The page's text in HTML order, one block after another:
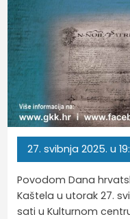
27. svibnja 2025. u
Povodom Dana
Kaštela u utorak 27.
sati u Kulturnom